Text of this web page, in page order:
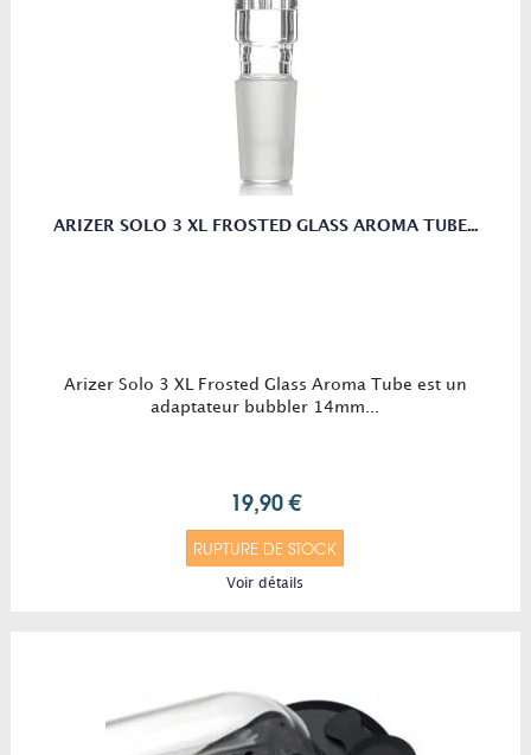
ARIZER SOLO 3 XL FROSTED GLASS AROMA TUBE...
Arizer Solo 3 XL Frosted Glass Aroma Tube est un
adaptateur bubbler 14mm...
19,90 €
RUPTURE DE STOCK
Voir détails